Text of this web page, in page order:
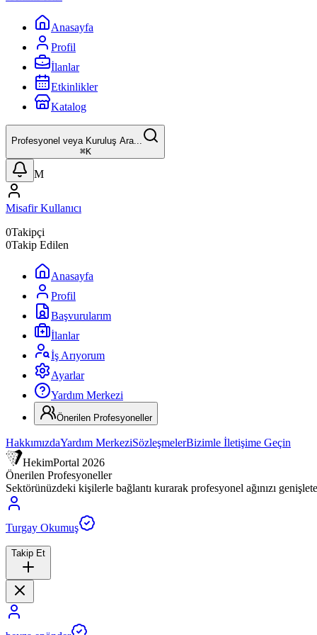
Anasayfa
Profil
İlanlar
Etkinlikler
Katalog
Profesyonel veya Kuruluş Ara...
⌘K
M
Misafir Kullanıcı
0Takipçi
0Takip Edilen
Anasayfa
Profil
Başvurularım
İlanlar
İş Arıyorum
Ayarlar
Yardım Merkezi
Önerilen Profesyoneller
HakkımızdaYardım MerkeziSözleşmelerBizimle İletişime Geçin
HekimPortal 2026
Önerilen Profesyoneller
Sektörünüzdeki kişilerle bağlantı kurarak profesyonel ağınızı
Turgay Okumuş
Takip Et